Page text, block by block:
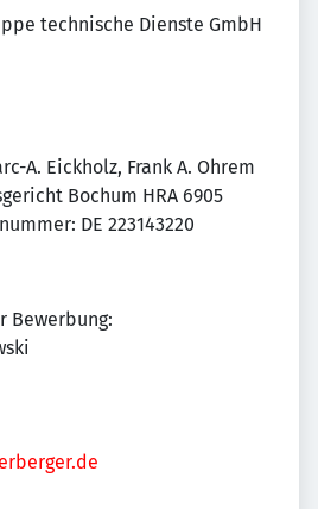
technische Dienste GmbH
A. Eickholz, Frank A. Ohrem
Bochum HRA 6905
DE 223143220
Bewerbung: